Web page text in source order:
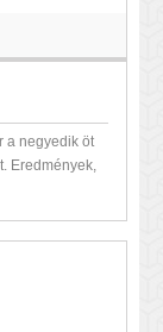
a negyedik öt
Eredmények,